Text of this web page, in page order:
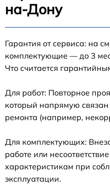
на-Дону
Гарантия от сервиса: на
комплектующие — до 3
Что считается
Для работ: Повторное
который напрямую связан
ремонта (например,
Для комплектующих:
работе или
характеристикам при
эксплуатации.